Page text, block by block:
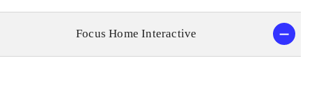
Focus Home Interactive